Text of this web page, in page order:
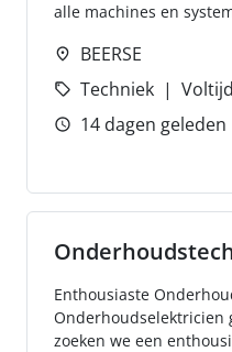
alle machines en
BEERSE
Techniek
14 dagen geleden
Enthousiaste
Onderhoudselektricien
zoeken we een